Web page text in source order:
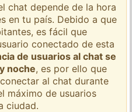
chat depende de la hora
en tu país. Debido a que
es fácil que
conectado de esta
de usuarios al chat se
noche, es por ello que
al chat durante
máximo de usuarios
ciudad.